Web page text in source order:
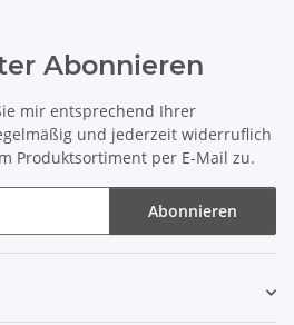
Abonnieren
mir entsprechend Ihrer
und jederzeit widerruflich
Produktsortiment per E-Mail zu.
Abonnieren